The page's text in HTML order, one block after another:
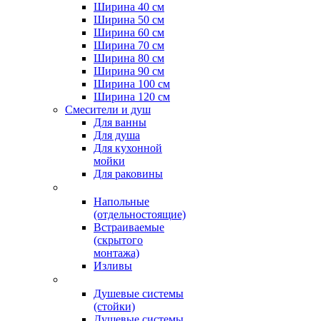
Ширина 40 см
Ширина 50 см
Ширина 60 см
Ширина 70 см
Ширина 80 см
Ширина 90 см
Ширина 100 см
Ширина 120 см
Смесители и душ
Для ванны
Для душа
Для кухонной
мойки
Для раковины
Напольные
(отдельностоящие)
Встраиваемые
(скрытого
монтажа)
Изливы
Душевые системы
(стойки)